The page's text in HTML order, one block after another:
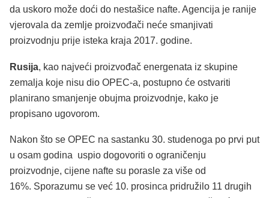
da uskoro može doći do nestašice nafte. Agencija je ranije
vjerovala da zemlje proizvođači neće smanjivati
proizvodnju prije isteka kraja 2017. godine.
Rusija, kao najveći proizvođač energenata iz skupine
zemalja koje nisu dio OPEC-a, postupno će ostvariti
planirano smanjenje obujma proizvodnje, kako je
propisano ugovorom.
Nakon što se OPEC na sastanku 30. studenoga po prvi put
u osam godina uspio dogovoriti o ograničenju
proizvodnje, cijene nafte su porasle za više od
16%. Sporazumu se već 10. prosinca pridružilo 11 drugih